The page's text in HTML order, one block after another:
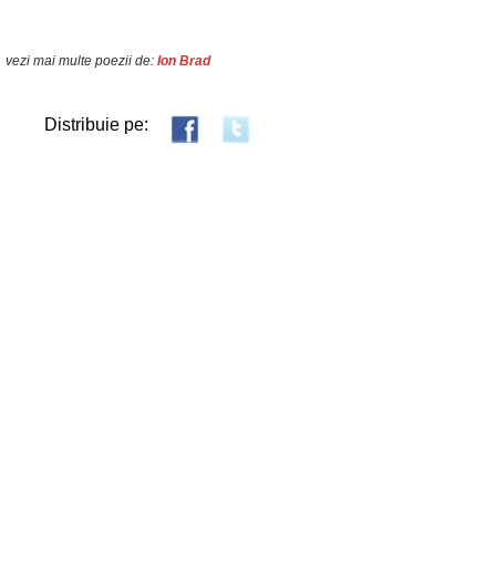
vezi mai multe poezii de: Ion Brad
Distribuie pe: